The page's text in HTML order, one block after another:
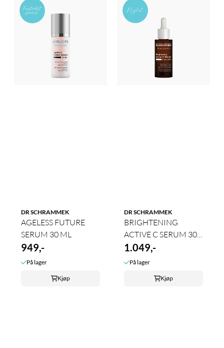
DR SCHRAMMEK
AGELESS FUTURE
SERUM 30 ML
949,-
På lager
Kjøp
DR SCHRAMMEK
BRIGHTENING
ACTIVE C SERUM 30
ML
1.049,-
På lager
Kjøp